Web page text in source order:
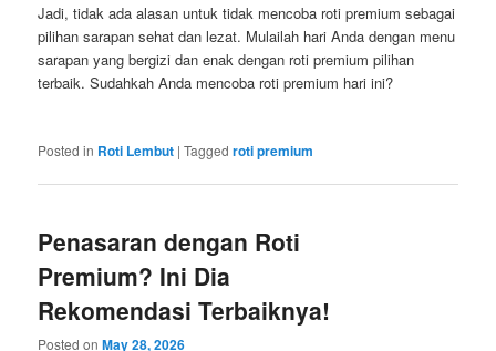
Jadi, tidak ada alasan untuk tidak mencoba roti premium sebagai
pilihan sarapan sehat dan lezat. Mulailah hari Anda dengan menu
sarapan yang bergizi dan enak dengan roti premium pilihan
terbaik. Sudahkah Anda mencoba roti premium hari ini?
Posted in Roti Lembut |Tagged roti premium
Penasaran dengan Roti
Premium? Ini Dia
Rekomendasi Terbaiknya!
Posted onMay 28, 2026